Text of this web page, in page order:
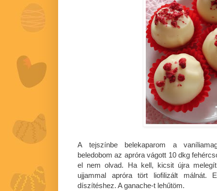
A tejszínbe belekaparom a
beledobom az apróra vágott 10 dkg
el nem olvad. Ha kell, kicsit újra
ujjammal apróra tört liofilizált málnát.
díszítéshez. A ganache-t lehűtöm.